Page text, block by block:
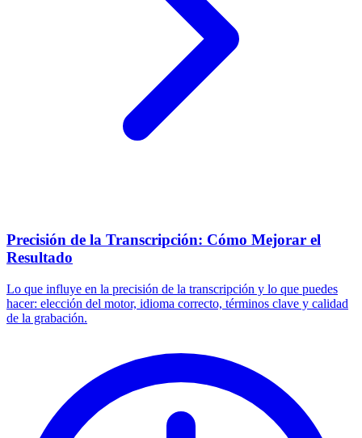
Precisión de la Transcripción: Cómo Mejorar el
Resultado
Lo que influye en la precisión de la transcripción y lo que puedes
hacer: elección del motor, idioma correcto, términos clave y calidad
de la grabación.